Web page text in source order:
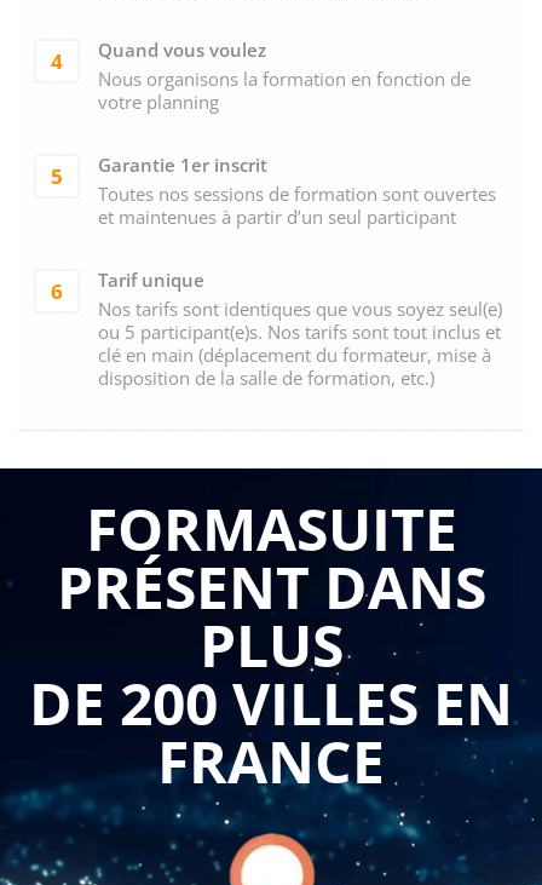
4
Quand vous voulez
Nous organisons la formation en fonction de
votre planning
5
Garantie 1er inscrit
Toutes nos sessions de formation sont ouvertes
et maintenues à partir d’un seul participant
6
Tarif unique
Nos tarifs sont identiques que vous soyez seul(e)
ou 5 participant(e)s. Nos tarifs sont tout inclus et
clé en main (déplacement du formateur, mise à
disposition de la salle de formation, etc.)
FORMASUITE
PRÉSENT DANS
PLUS
DE 200 VILLES EN
FRANCE